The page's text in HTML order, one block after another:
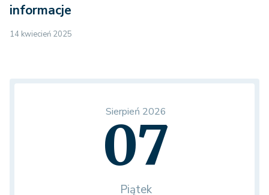
informacje
14 kwiecień 2025
Sierpień 2026
07
Piątek